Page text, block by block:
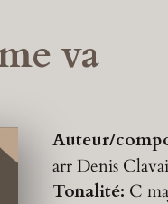
va
Auteur/
arr Denis
Tonalité: C